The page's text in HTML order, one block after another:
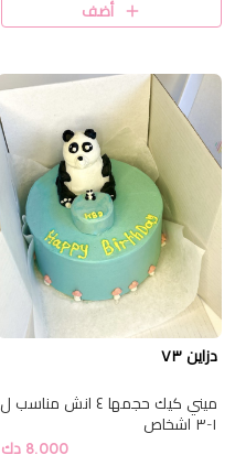
أضف
دزاين ٧٣
ميني كيك حجمها ٤ انش مناسب ل
١-٣ اشخاص
8.000 دك